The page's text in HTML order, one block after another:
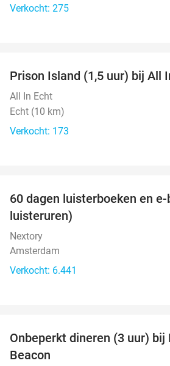
Verkocht: 275
Prison Island (1,5 uur) bij All
All In Echt
Echt (10 km)
Verkocht: 173
60 dagen luisterboeken en
luisteruren)
Nextory
Amsterdam
Verkocht: 6.441
Onbeperkt dineren (3 uur) bij
Beacon